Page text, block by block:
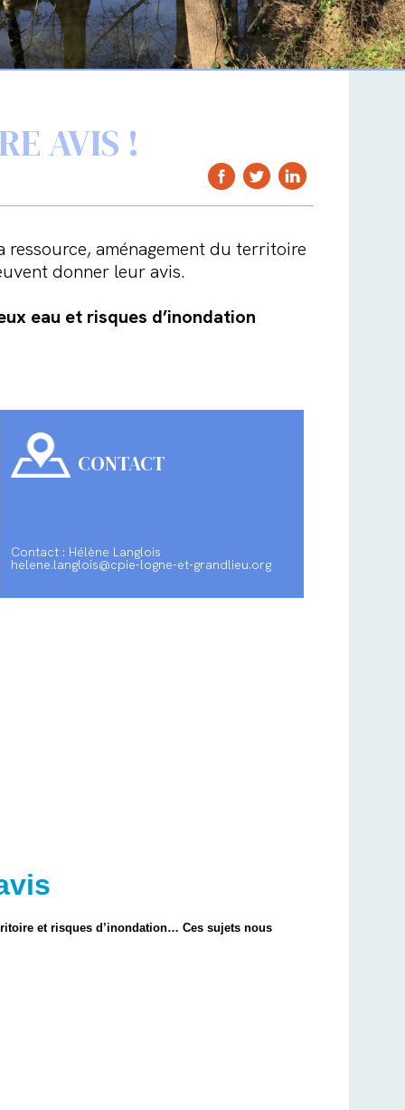
AVIS !
ressource, aménagement du territoire
donner leur avis.
eau et risques d’inondation
CONTACT
Contact : Hélène Langlois
helene.langlois@cpie-logne-et-grandlieu.org
et risques d’inondation… Ces sujets nous